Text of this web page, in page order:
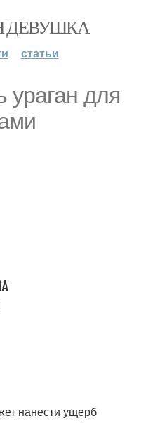
ДЕВУШКА
статьи
ураган для
нанести ущерб